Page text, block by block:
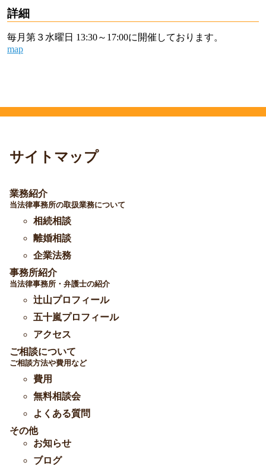
詳細
毎月第３水曜日 13:30～17:00に開催しております。
map
サイトマップ
業務紹介
当法律事務所の取扱業務について
相続相談
離婚相談
企業法務
事務所紹介
当法律事務所・弁護士の紹介
辻山プロフィール
五十嵐プロフィール
アクセス
ご相談について
ご相談方法や費用など
費用
無料相談会
よくある質問
その他
お知らせ
ブログ